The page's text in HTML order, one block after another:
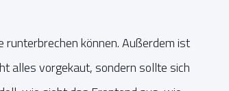
können. Außerdem ist
alles vorgekaut, sondern sollte sich